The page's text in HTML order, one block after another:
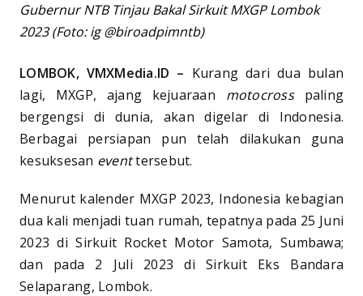
Gubernur NTB Tinjau Bakal Sirkuit MXGP Lombok
2023 (Foto: ig @biroadpimntb)
LOMBOK, VMXMedia.ID – Kurang dari dua bulan
lagi, MXGP, ajang kejuaraan motocrosspaling
bergengsi di dunia, akan digelar di Indonesia.
Berbagai persiapan pun telah dilakukan guna
kesuksesan eventtersebut.
Menurut kalender MXGP 2023, Indonesia kebagian
dua kali menjadi tuan rumah, tepatnya pada 25 Juni
2023 di Sirkuit Rocket Motor Samota, Sumbawa;
dan pada 2 Juli 2023 di Sirkuit Eks Bandara
Selaparang, Lombok.